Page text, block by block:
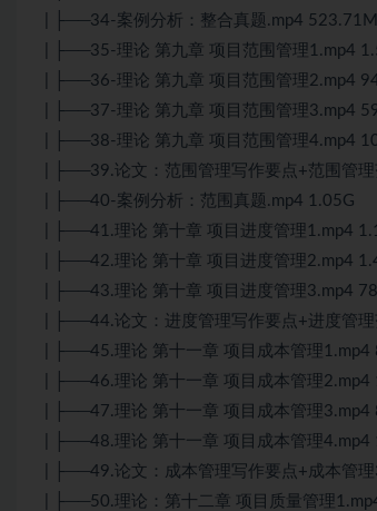
| ├──34-案例分析：整合真题.mp4 523.71M
| ├──35-理论 第九章 项目范围管理1.mp4
| ├──36-理论 第九章 项目范围管理2.mp4
| ├──37-理论 第九章 项目范围管理3.mp4
| ├──38-理论 第九章 项目范围管理4.mp4
| ├──39.论文：范围管理写作要点+范围管
| ├──40-案例分析：范围真题.mp4 1.05G
| ├──41.理论 第十章 项目进度管理1.mp4
| ├──42.理论 第十章 项目进度管理2.mp4
| ├──43.理论 第十章 项目进度管理3.mp4
| ├──44.论文：进度管理写作要点+进度管
| ├──45.理论 第十一章 项目成本管理1.mp4
| ├──46.理论 第十一章 项目成本管理2.mp4
| ├──47.理论 第十一章 项目成本管理3.mp4
| ├──48.理论 第十一章 项目成本管理4.mp4
| ├──49.论文：成本管理写作要点+成本管
| ├──50.理论：第十二章 项目质量管理